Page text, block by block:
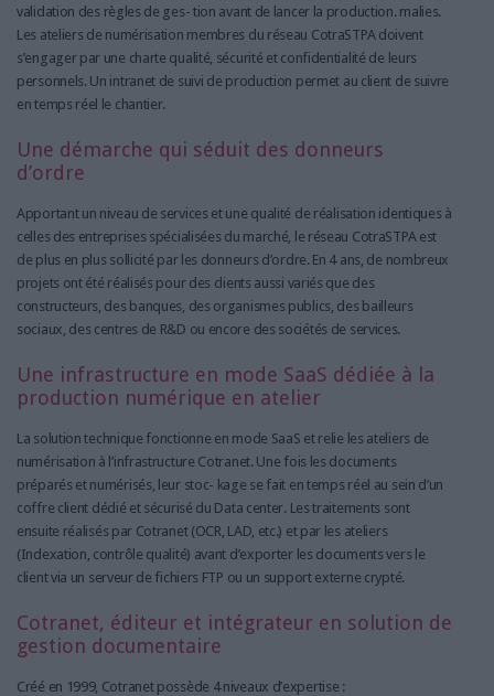
validation des règles de ges- tion avant de lancer la production. malies.
Les ateliers de numérisation membres du réseau CotraSTPA doivent
s’engager par une charte qualité, sécurité et confidentialité de leurs
personnels. Un intranet de suivi de production permet au client de suivre
en temps réel le chantier.
Une démarche qui séduit des donneurs
d’ordre
Apportant un niveau de services et une qualité de réalisation identiques à
celles des entreprises spécialisées du marché, le réseau CotraSTPA est
de plus en plus sollicité par les donneurs d’ordre. En 4 ans, de nombreux
projets ont été réalisés pour des clients aussi variés que des
constructeurs, des banques, des organismes publics, des bailleurs
sociaux, des centres de R&D ou encore des sociétés de services.
Une infrastructure en mode SaaS dédiée à la
production numérique en atelier
La solution technique fonctionne en mode SaaS et relie les ateliers de
numérisation à l’infrastructure Cotranet. Une fois les documents
préparés et numérisés, leur stoc- kage se fait en temps réel au sein d’un
coffre client dédié et sécurisé du Data center. Les traitements sont
ensuite réalisés par Cotranet (OCR, LAD, etc.) et par les ateliers
(Indexation, contrôle qualité) avant d’exporter les documents vers le
client via un serveur de fichiers FTP ou un support externe crypté.
Cotranet, éditeur et intégrateur en solution de
gestion documentaire
Créé en 1999, Cotranet possède 4 niveaux d’expertise :